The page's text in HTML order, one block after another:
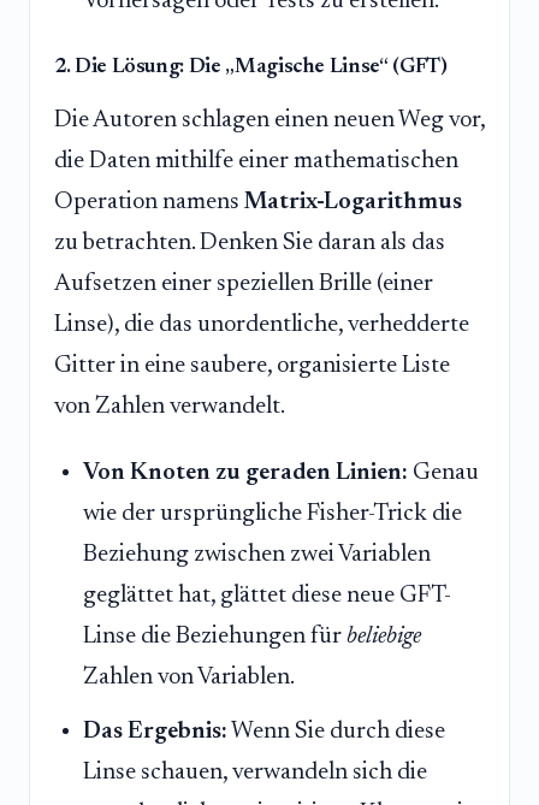
2. Die Lösung: Die „Magische Linse“ (GFT)
Die Autoren schlagen einen neuen Weg vor,
die Daten mithilfe einer mathematischen
Operation namens Matrix-Logarithmus
zu betrachten. Denken Sie daran als das
Aufsetzen einer speziellen Brille (einer
Linse), die das unordentliche, verhedderte
Gitter in eine saubere, organisierte Liste
von Zahlen verwandelt.
Von Knoten zu geraden Linien: Genau
wie der ursprüngliche Fisher-Trick die
Beziehung zwischen zwei Variablen
geglättet hat, glättet diese neue GFT-
Linse die Beziehungen für beliebige
Zahlen von Variablen.
Das Ergebnis: Wenn Sie durch diese
Linse schauen, verwandeln sich die